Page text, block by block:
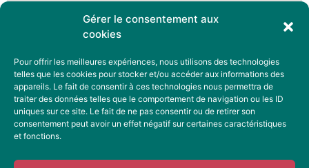
Gérer le consentement aux
cookies
Pour offrir les meilleures expériences, nous utilisons des technologies
telles que les cookies pour stocker et/ou accéder aux informations des
appareils. Le fait de consentir à ces technologies nous permettra de
traiter des données telles que le comportement de navigation ou les ID
uniques sur ce site. Le fait de ne pas consentir ou de retirer son
consentement peut avoir un effet négatif sur certaines caractéristiques
et fonctions.